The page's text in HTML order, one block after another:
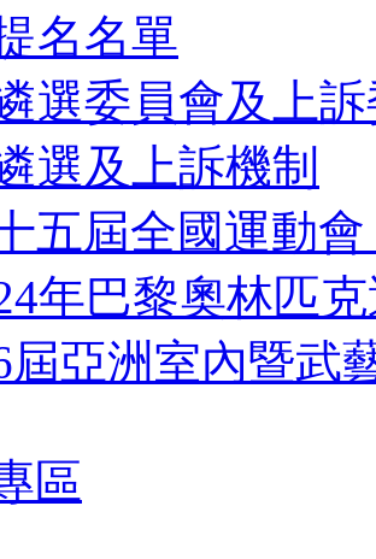
名名單
選委員會及上
選及上訴機制
五屆全國運動
年巴黎奧林匹
屆亞洲室內暨武
區